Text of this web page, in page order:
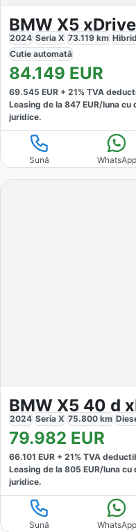
BMW X5
2024 Seria X 73.119 km
Cutie automată
84.149 EUR
69.545 EUR + 21% TVA
Leasing de la 847 EUR/luna cu
juridice.
Sună WhatsApp
BMW X5 40 d
2024 Seria X 75.800 km
79.982 EUR
66.101 EUR + 21% TVA
Leasing de la 805 EUR/luna cu
juridice.
Sună WhatsApp